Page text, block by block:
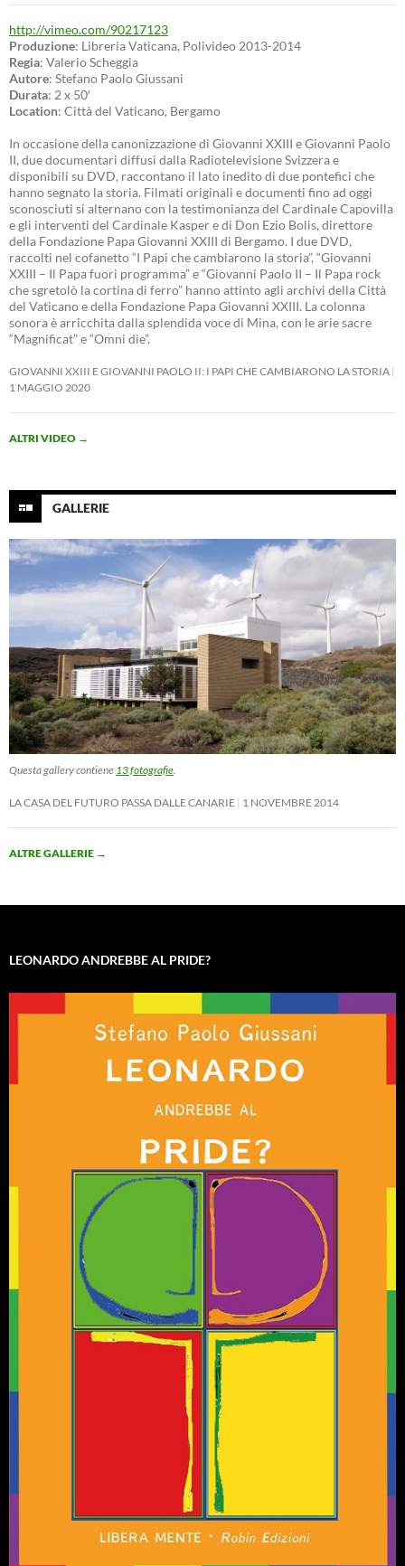
http://vimeo.com/90217123
Produzione: Libreria Vaticana, Polivideo 2013-2014
Regia: Valerio Scheggia
Autore: Stefano Paolo Giussani
Durata: 2 x 50′
Location: Città del Vaticano, Bergamo
In occasione della canonizzazione di Giovanni XXIII e Giovanni Paolo
II, due documentari diffusi dalla Radiotelevisione Svizzera e
disponibili su DVD, raccontano il lato inedito di due pontefici che
hanno segnato la storia. Filmati originali e documenti fino ad oggi
sconosciuti si alternano con la testimonianza del Cardinale Capovilla
e gli interventi del Cardinale Kasper e di Don Ezio Bolis, direttore
della Fondazione Papa Giovanni XXIII di Bergamo. I due DVD,
raccolti nel cofanetto “I Papi che cambiarono la storia”, “Giovanni
XXIII – Il Papa fuori programma” e “Giovanni Paolo II – Il Papa rock
che sgretolò la cortina di ferro” hanno attinto agli archivi della Città
del Vaticano e della Fondazione Papa Giovanni XXIII. La colonna
sonora è arricchita dalla splendida voce di Mina, con le arie sacre
“Magnificat” e “Omni die”.
GIOVANNI XXIII E GIOVANNI PAOLO II: I PAPI CHE CAMBIARONO LA STORIA
1 MAGGIO 2020
ALTRI VIDEO →
GALLERIE
Questa gallery contiene 13 fotografie.
LA CASA DEL FUTURO PASSA DALLE CANARIE 1 NOVEMBRE 2014
ALTRE GALLERIE →
LEONARDO ANDREBBE AL PRIDE?